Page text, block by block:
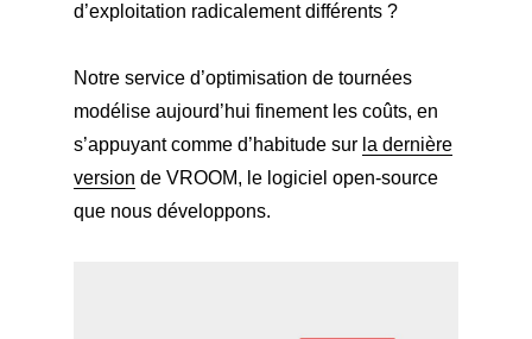
d’exploitation radicalement différents ?
Notre service d’optimisation de tournées
modélise aujourd’hui finement les coûts, en
s’appuyant comme d’habitude sur la dernière
version de VROOM, le logiciel open-source
que nous développons.